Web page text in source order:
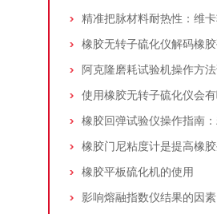
橡胶平板硫化机的使用
影响熔融指数仪结果的因素